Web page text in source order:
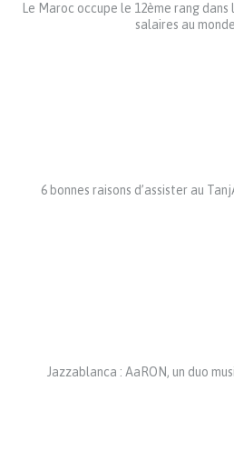
Le Maroc occupe le 12ème rang
salaires au
6 bonnes raisons d’assister au
Jazzablanca : AaRON, un duo